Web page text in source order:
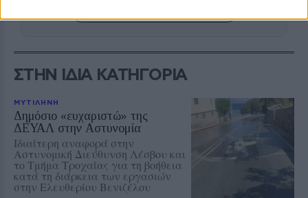
ΣΤΗΝ ΙΔΙΑ ΚΑΤΗΓΟΡΙΑ
ΜΥΤΙΛΗΝΗ
Δημόσιο «ευχαριστώ» της
ΔΕΥΑΛ στην Αστυνομία
Ιδιαίτερη αναφορά στην
Αστυνομική Διεύθυνση Λέσβου και
το Τμήμα Τροχαίας για τη βοήθεια
κατά τη διάρκεια των εργασιών
στην Ελευθερίου Βενιζέλου